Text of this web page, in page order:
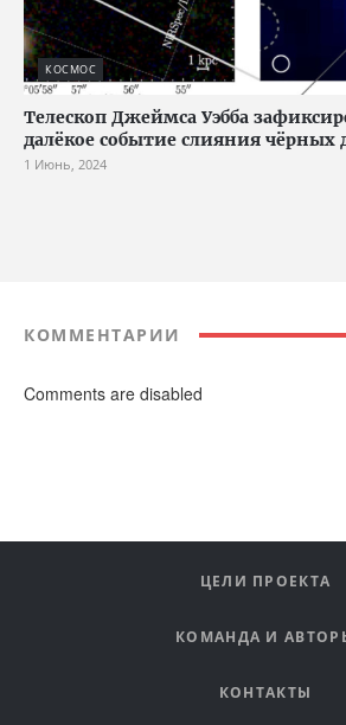
КОСМОС
Телескоп Джеймса Уэбба
далёкое событие слияния чёрных
1 Июнь, 2024
КОММЕНТАРИИ
Comments are disabled
ЦЕЛИ ПРОЕКТА
КОМАНДА И
КОНТАКТЫ